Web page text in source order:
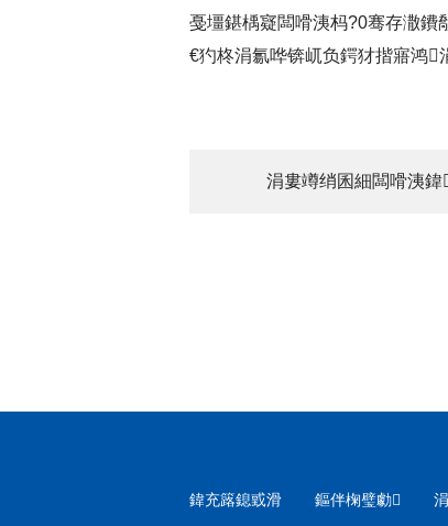
戞壃鍖楀寲闆嗗洟杩?0骞存潵鐨
€犳柊涓氱哗锛屼负鍔犲揩寤鸿
涓婁竴绡囷細闆嗗洟
鍏充簬鎴戜滑 鏂伴椈璧勮